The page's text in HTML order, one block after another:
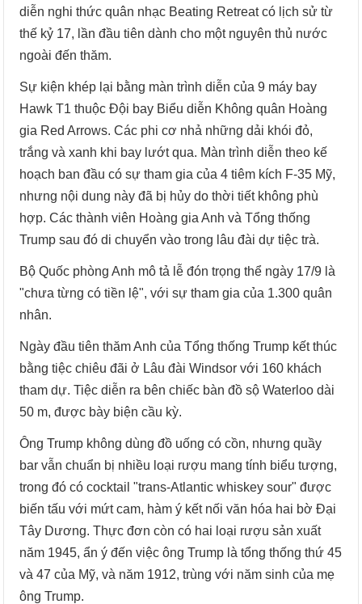
diễn nghi thức quân nhạc Beating Retreat có lịch sử từ
thế kỷ 17, lần đầu tiên dành cho một nguyên thủ nước
ngoài đến thăm.
Sự kiện khép lại bằng màn trình diễn của 9 máy bay
Hawk T1 thuộc Đội bay Biểu diễn Không quân Hoàng
gia Red Arrows. Các phi cơ nhả những dải khói đỏ,
trắng và xanh khi bay lướt qua. Màn trình diễn theo kế
hoạch ban đầu có sự tham gia của 4 tiêm kích F-35 Mỹ,
nhưng nội dung này đã bị hủy do thời tiết không phù
hợp. Các thành viên Hoàng gia Anh và Tổng thống
Trump sau đó di chuyển vào trong lâu đài dự tiệc trà.
Bộ Quốc phòng Anh mô tả lễ đón trọng thể ngày 17/9 là
"chưa từng có tiền lệ", với sự tham gia của 1.300 quân
nhân.
Ngày đầu tiên thăm Anh của Tổng thống Trump kết thúc
bằng tiệc chiêu đãi ở Lâu đài Windsor với 160 khách
tham dự. Tiệc diễn ra bên chiếc bàn đồ sộ Waterloo dài
50 m, được bày biện cầu kỳ.
Ông Trump không dùng đồ uống có cồn, nhưng quầy
bar vẫn chuẩn bị nhiều loại rượu mang tính biểu tượng,
trong đó có cocktail "trans-Atlantic whiskey sour" được
biến tấu với mứt cam, hàm ý kết nối văn hóa hai bờ Đại
Tây Dương. Thực đơn còn có hai loại rượu sản xuất
năm 1945, ẩn ý đến việc ông Trump là tổng thống thứ 45
và 47 của Mỹ, và năm 1912, trùng với năm sinh của mẹ
ông Trump.